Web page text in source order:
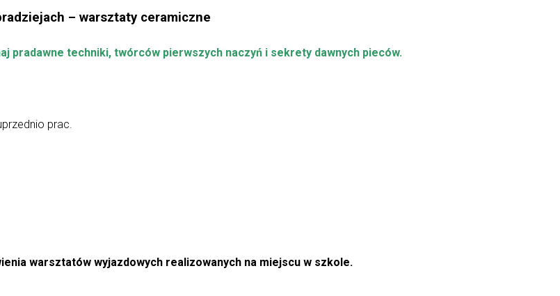
– warsztaty ceramiczne
pradawne techniki, twórców pierwszych naczyń i sekrety dawnych pieców.
prac.
warsztatów wyjazdowych realizowanych na miejscu w szkole.